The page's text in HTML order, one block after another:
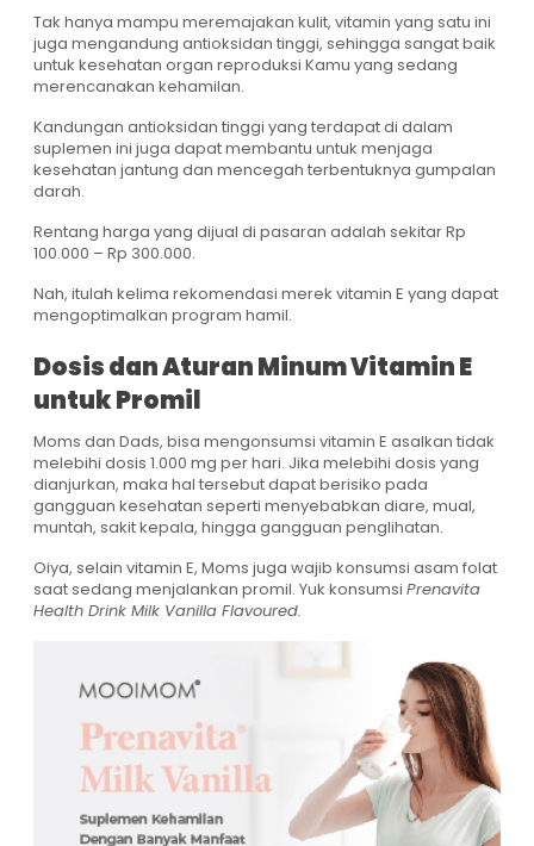
Tak hanya mampu meremajakan kulit, vitamin yang satu ini
juga mengandung antioksidan tinggi, sehingga sangat baik
untuk kesehatan organ reproduksi Kamu yang sedang
merencanakan kehamilan.
Kandungan antioksidan tinggi yang terdapat di dalam
suplemen ini juga dapat membantu untuk menjaga
kesehatan jantung dan mencegah terbentuknya gumpalan
darah.
Rentang harga yang dijual di pasaran adalah sekitar Rp
100.000 – Rp 300.000.
Nah, itulah kelima rekomendasi merek vitamin E yang dapat
mengoptimalkan program hamil.
Dosis dan Aturan Minum Vitamin E
untuk Promil
Moms dan Dads, bisa mengonsumsi vitamin E asalkan tidak
melebihi dosis 1.000 mg per hari. Jika melebihi dosis yang
dianjurkan, maka hal tersebut dapat berisiko pada
gangguan kesehatan seperti menyebabkan diare, mual,
muntah, sakit kepala, hingga gangguan penglihatan.
Oiya, selain vitamin E, Moms juga wajib konsumsi asam folat
saat sedang menjalankan promil. Yuk konsumsi Prenavita
Health Drink Milk Vanilla Flavoured.